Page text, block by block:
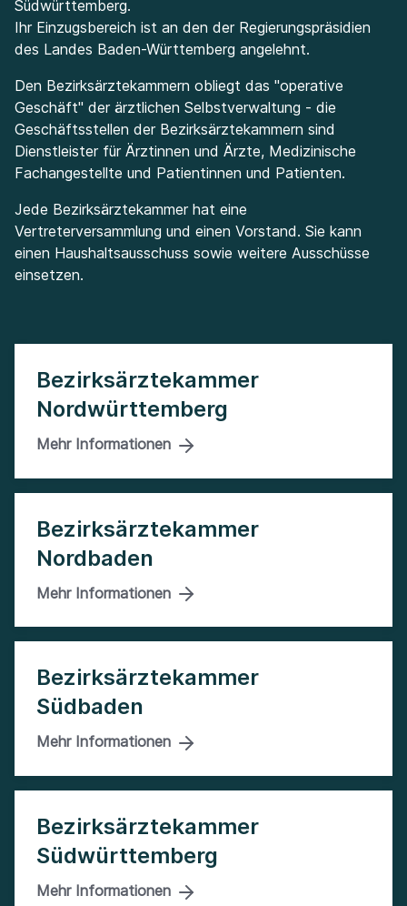
Südwürttemberg.
Ihr Einzugsbereich ist an den der Regierungspräsidien
des Landes Baden-Württemberg angelehnt.
Den Bezirksärztekammern obliegt das "operative
Geschäft" der ärztlichen Selbstverwaltung - die
Geschäftsstellen der Bezirksärztekammern sind
Dienstleister für Ärztinnen und Ärzte, Medizinische
Fachangestellte und Patientinnen und Patienten.
Jede Bezirksärztekammer hat eine
Vertreterversammlung und einen Vorstand. Sie kann
einen Haushaltsausschuss sowie weitere Ausschüsse
einsetzen.
Bezirksärztekammer
Nordwürttemberg
Mehr Informationen
Bezirksärztekammer
Nordbaden
Mehr Informationen
Bezirksärztekammer
Südbaden
Mehr Informationen
Bezirksärztekammer
Südwürttemberg
Mehr Informationen